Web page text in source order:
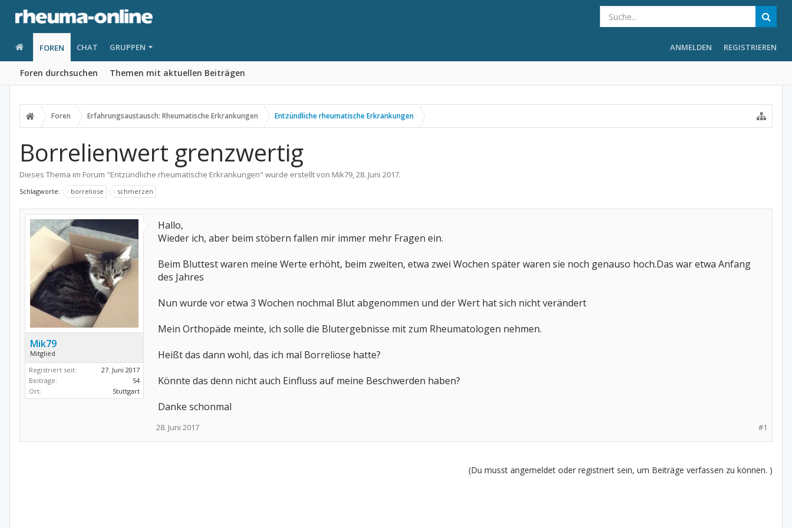
FOREN
Foren durchsuchen Themen mit aktuellen Beiträgen
CHAT GRUPPEN ANMELDEN REGISTRIEREN
Foren Erfahrungsaustausch: Rheumatische Erkrankungen Entzündliche rheumatische Erkrankungen
Borrelienwert grenzwertig
Dieses Thema im Forum "Entzündliche rheumatische Erkrankungen" wurde erstellt von Mik79,28. Juni 2017.
Schlagworte: borreliose schmerzen
Mik79
Mitglied
Registriert seit:
27. Juni 2017
Beiträge:
54
Ort:
Stuttgart
Hallo,
Wieder ich, aber beim stöbern fallen mir immer mehr Fragen ein.
Beim Bluttest waren meine Werte erhöht, beim zweiten, etwa zwei Wochen später waren sie noch genauso hoch.Das war etwa Anfang
des Jahres
Nun wurde vor etwa 3 Wochen nochmal Blut abgenommen und der Wert hat sich nicht verändert
Mein Orthopäde meinte, ich solle die Blutergebnisse mit zum Rheumatologen nehmen.
Heißt das dann wohl, das ich mal Borreliose hatte?
Könnte das denn nicht auch Einfluss auf meine Beschwerden haben?
Danke schonmal
#1
28. Juni 2017
(Du musst angemeldet oder registriert sein, um Beiträge verfassen zu können. )